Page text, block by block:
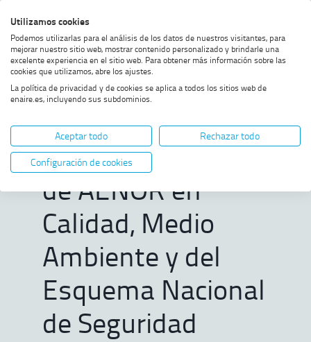
al
menú
al
contenido
al
footer
alto
contraste
Home MOSTRAR OPCIONES DEL CAMINO DE MIGAS
ENAIRE renueva las
certificaciones de AENOR en
Calidad, Medio Ambiente y del
Esquema Nacional de Seguridad
ENAIRE renueva
las certificaciones
de AENOR en
Calidad, Medio
Ambiente y del
Esquema Nacional
de Seguridad
Utilizamos cookies
Podemos utilizarlas para el análisis de los datos de nuestros visitantes, para
mejorar nuestro sitio web, mostrar contenido personalizado y brindarle una
excelente experiencia en el sitio web. Para obtener más información sobre las
cookies que utilizamos, abre los ajustes.
La política de privacidad y de cookies se aplica a todos los sitios web de
enaire.es, incluyendo sus subdominios.
Aceptar todo
Rechazar todo
Configuración de cookies